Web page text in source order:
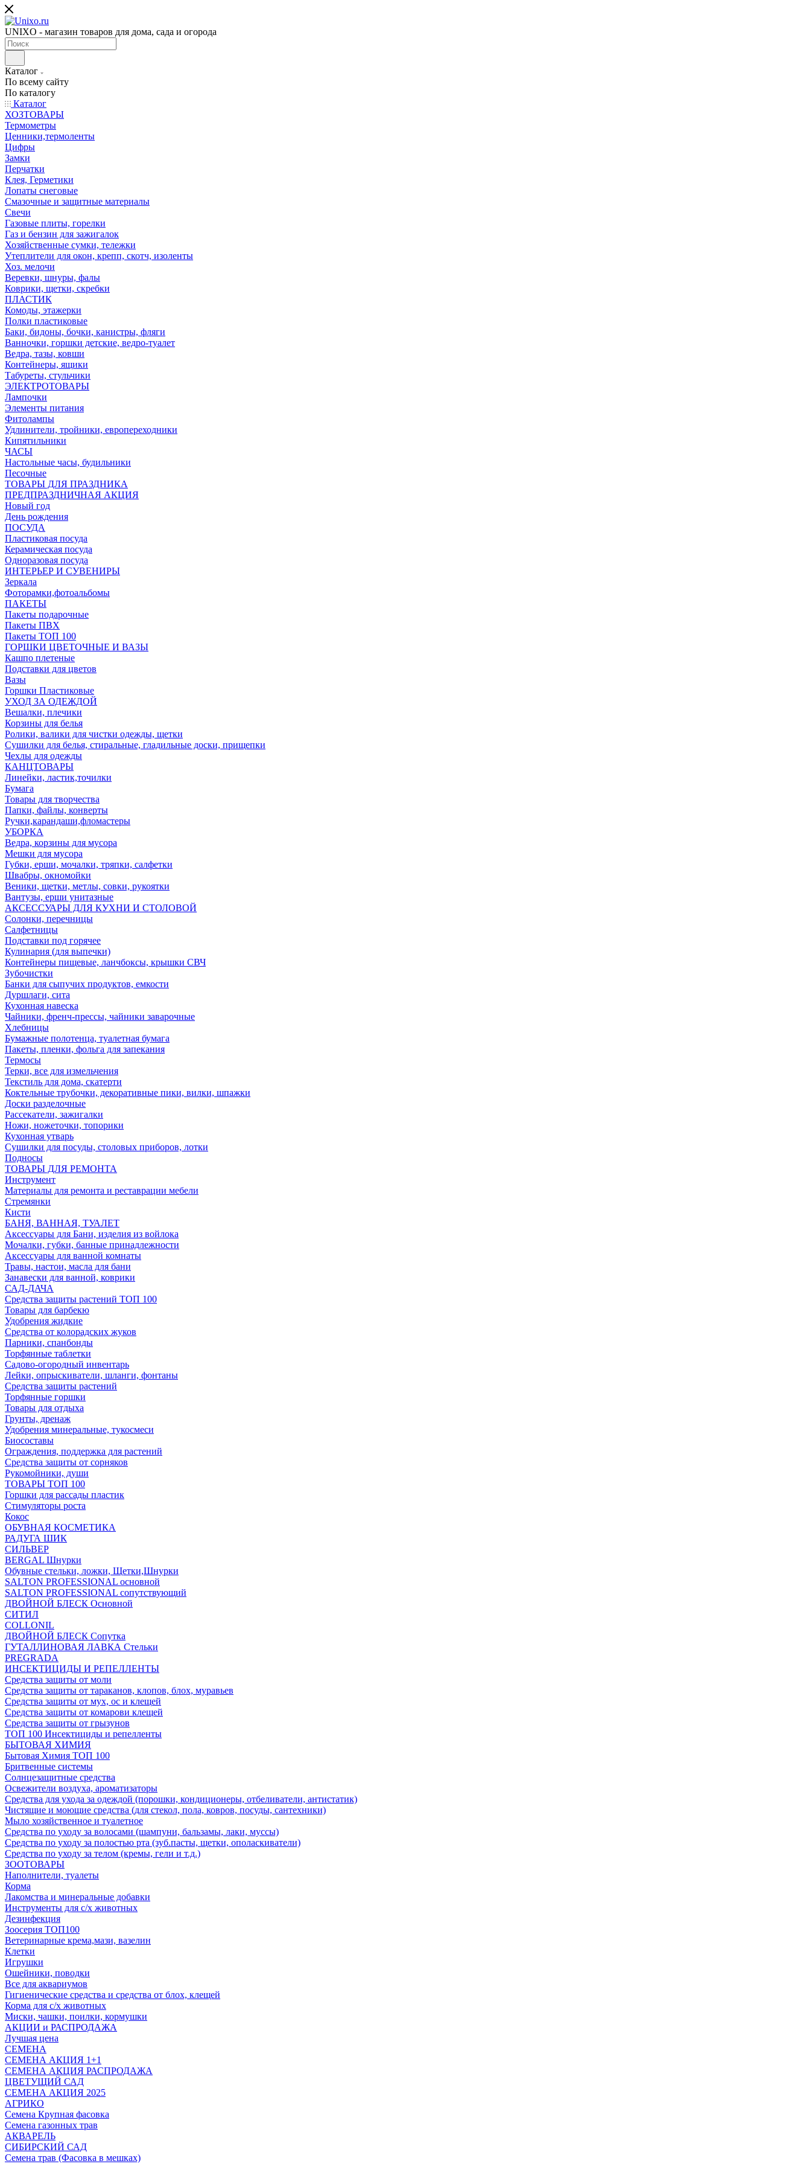
UNIXO - магазин товаров для дома, сада и огорода
Каталог
По всему сайту
По каталогу
Каталог
ХОЗТОВАРЫ
Термометры
Ценники,термоленты
Цифры
Замки
Перчатки
Клея, Герметики
Лопаты снеговые
Смазочные и защитные материалы
Свечи
Газовые плиты, горелки
Газ и бензин для зажигалок
Хозяйственные сумки, тележки
Утеплители для окон, крепп, скотч, изоленты
Хоз. мелочи
Веревки, шнуры, фалы
Коврики, щетки, скребки
ПЛАСТИК
Комоды, этажерки
Полки пластиковые
Баки, бидоны, бочки, канистры, фляги
Ванночки, горшки детские, ведро-туалет
Ведра, тазы, ковши
Контейнеры, ящики
Табуреты, стульчики
ЭЛЕКТРОТОВАРЫ
Лампочки
Элементы питания
Фитолампы
Удлинители, тройники, европереходники
Кипятильники
ЧАСЫ
Настольные часы, будильники
Песочные
ТОВАРЫ ДЛЯ ПРАЗДНИКА
ПРЕДПРАЗДНИЧНАЯ АКЦИЯ
Новый год
День рождения
ПОСУДА
Пластиковая посуда
Керамическая посуда
Одноразовая посуда
ИНТЕРЬЕР И СУВЕНИРЫ
Зеркала
Фоторамки,фотоальбомы
ПАКЕТЫ
Пакеты подарочные
Пакеты ПВХ
Пакеты ТОП 100
ГОРШКИ ЦВЕТОЧНЫЕ И ВАЗЫ
Кашпо плетеные
Подставки для цветов
Вазы
Горшки Пластиковые
УХОД ЗА ОДЕЖДОЙ
Вешалки, плечики
Корзины для белья
Ролики, валики для чистки одежды, щетки
Сушилки для белья, стиральные, гладильные доски, прищепки
Чехлы для одежды
КАНЦТОВАРЫ
Линейки, ластик,точилки
Бумага
Товары для творчества
Папки, файлы, конверты
Ручки,карандаши,фломастеры
УБОРКА
Ведра, корзины для мусора
Мешки для мусора
Губки, ерши, мочалки, тряпки, салфетки
Швабры, окномойки
Веники, щетки, метлы, совки, рукоятки
Вантузы, ерши унитазные
АКСЕССУАРЫ ДЛЯ КУХНИ И СТОЛОВОЙ
Солонки, перечницы
Салфетницы
Подставки под горячее
Кулинария (для выпечки)
Контейнеры пищевые, ланчбоксы, крышки СВЧ
Зубочистки
Банки для сыпучих продуктов, емкости
Дуршлаги, сита
Кухонная навеска
Чайники, френч-прессы, чайники заварочные
Хлебницы
Бумажные полотенца, туалетная бумага
Пакеты, пленки, фольга для запекания
Термосы
Терки, все для измельчения
Текстиль для дома, скатерти
Коктельные трубочки, декоративные пики, вилки, шпажки
Доски разделочные
Рассекатели, зажигалки
Ножи, ножеточки, топорики
Кухонная утварь
Сушилки для посуды, столовых приборов, лотки
Подносы
ТОВАРЫ ДЛЯ РЕМОНТА
Инструмент
Материалы для ремонта и реставрации мебели
Стремянки
Кисти
БАНЯ, ВАННАЯ, ТУАЛЕТ
Аксессуары для Бани, изделия из войлока
Мочалки, губки, банные принадлежности
Аксессуары для ванной комнаты
Травы, настои, масла для бани
Занавески для ванной, коврики
САД-ДАЧА
Средства защиты растений ТОП 100
Товары для барбекю
Удобрения жидкие
Средства от колорадских жуков
Парники, спанбонды
Торфянные таблетки
Садово-огородный инвентарь
Лейки, опрыскиватели, шланги, фонтаны
Средства защиты растений
Торфянные горшки
Товары для отдыха
Грунты, дренаж
Удобрения минеральные, тукосмеси
Биосоставы
Ограждения, поддержка для растений
Средства защиты от сорняков
Рукомойники, души
ТОВАРЫ ТОП 100
Горшки для рассады пластик
Стимуляторы роста
Кокос
ОБУВНАЯ КОСМЕТИКА
РАДУГА ШИК
СИЛЬВЕР
BERGAL Шнурки
Обувные стельки, ложки, Щетки,Шнурки
SALTON PROFESSIONAL основной
SALTON PROFESSIONAL сопутствующий
ДВОЙНОЙ БЛЕСК Основной
СИТИЛ
COLLONIL
ДВОЙНОЙ БЛЕСК Сопутка
ГУТАЛЛИНОВАЯ ЛАВКА Стельки
PREGRADA
ИНСЕКТИЦИДЫ И РЕПЕЛЛЕНТЫ
Средства защиты от моли
Средства защиты от тараканов, клопов, блох, муравьев
Средства защиты от мух, ос и клещей
Средства защиты от комарови клещей
Средства защиты от грызунов
ТОП 100 Инсектициды и репелленты
БЫТОВАЯ ХИМИЯ
Бытовая Химия ТОП 100
Бритвенные системы
Солнцезащитные средства
Освежители воздуха, ароматизаторы
Средства для ухода за одеждой (порошки, кондиционеры, отбеливатели, антистатик)
Чистящие и моющие средства (для стекол, пола, ковров, посуды, сантехники)
Мыло хозяйственное и туалетное
Средства по уходу за волосами (шампуни, бальзамы, лаки, муссы)
Средства по уходу за полостью рта (зуб.пасты, щетки, ополаскиватели)
Средства по уходу за телом (кремы, гели и т.д.)
ЗООТОВАРЫ
Наполнители, туалеты
Корма
Лакомства и минеральные добавки
Инструменты для с/х животных
Дезинфекция
Зоосерия ТОП100
Ветеринарные крема,мази, вазелин
Клетки
Игрушки
Ошейники, поводки
Все для аквариумов
Гигиенические средства и средства от блох, клещей
Корма для с/х животных
Миски, чашки, поилки, кормушки
АКЦИИ и РАСПРОДАЖА
Лучшая цена
СЕМЕНА
СЕМЕНА АКЦИЯ 1+1
СЕМЕНА АКЦИЯ РАСПРОДАЖА
ЦВЕТУЩИЙ САД
СЕМЕНА АКЦИЯ 2025
АГРИКО
Семена Крупная фасовка
Семена газонных трав
АКВАРЕЛЬ
СИБИРСКИЙ САД
Семена трав (Фасовка в мешках)